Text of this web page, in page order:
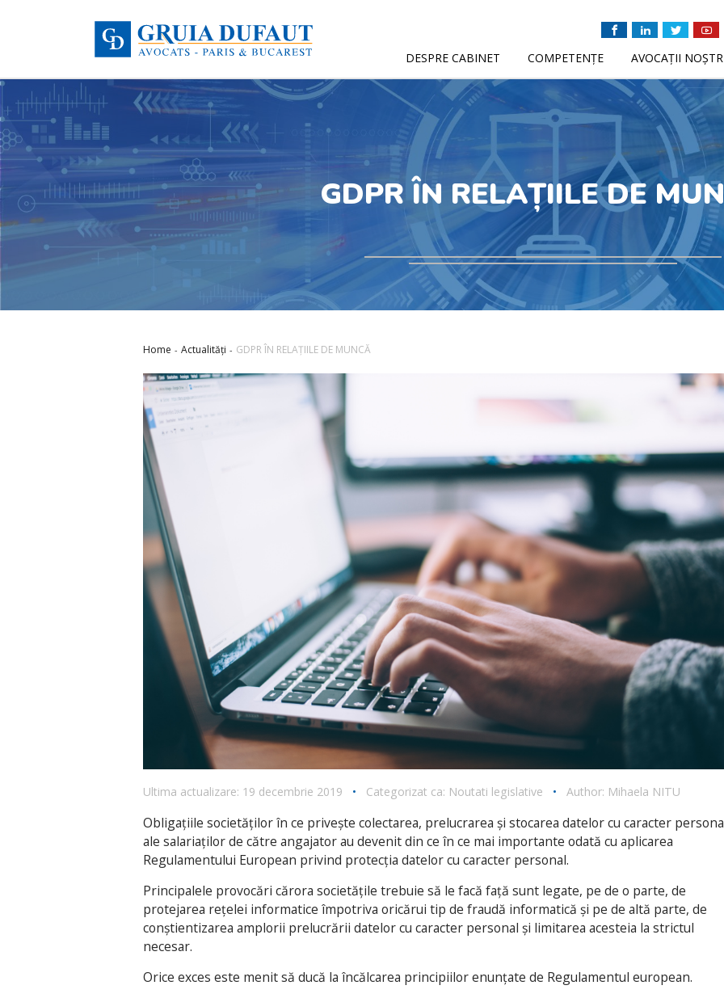
DESPRE CABINET COMPETENȚE AVOCAȚII
GDPR ÎN RELAȚIILE DE
Home Actualități GDPR ÎN RELAȚIILE DE MUNCĂ
Ultima actualizare: 19 decembrie 2019 • Categorizat ca: Noutati legislative • Author: Mihaela NITU
Obligațiile societăților în ce privește colectarea, prelucrarea și stocarea datelor cu caracter
ale salariaților de către angajator au devenit din ce în ce mai importante odată cu aplicarea
Regulamentului European privind protecția datelor cu caracter personal.
Principalele provocări cărora societățile trebuie să le facă față sunt legate, pe de o parte, de
protejarea rețelei informatice împotriva oricărui tip de fraudă informatică și pe de altă parte, de
conștientizarea amplorii prelucrării datelor cu caracter personal și limitarea acesteia la strictul
necesar.
Orice exces este menit să ducă la încălcarea principiilor enunțate de Regulamentul european.